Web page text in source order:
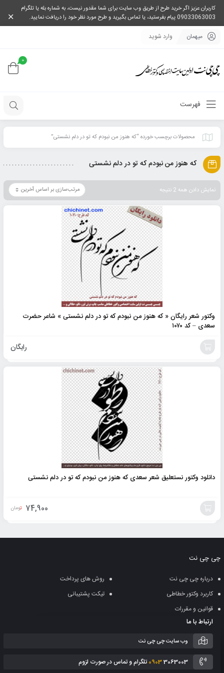
کاربران عزیز اگر خرید طرح از طریق وب سایت برای شما مقدور نیست، به شماره بله یا تلگرام
09033063003 پیام بفرستید، یا تماس بگیرید و طرح مورد نظر خود را دریافت نمایید.
میهمان وارد شوید
0
فهرست
محصولات برچسب خورده “که هنوز من نبودم که تو در دلم نشستی”
که هنوز من نبودم که تو در دلم نشستی
نمایش دادن همه 2 نتیجه
وکتور شعر رایگان « که هنوز من نبودم که تو در دلم نشستی » شاعر حضرت
سعدی – کد ۱۰۷۰
رایگان
دانلود وکتور نستعلیق شعر سعدی که هنوز من نبودم که تو در دلم نشستی
74,900 تومان
سبد
چی چی نت
درباره چی چی نت
روش های پرداخت
کاربرد وکتور خطاطی
تیکت پشتیبانی
قوانین و مقررات
ارتباط با ما
وب سایت چی چی نت
09033063003 تلگرام و تماس در صورت لزوم